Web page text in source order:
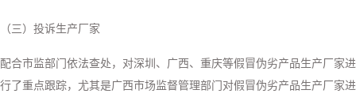
（三） 投诉生产厂家
配合市监部门依法查处，对深圳、广西、重庆等假冒伪劣产品生产厂家进
行了重点跟踪，尤其是广西市场监督管理部门对假冒伪劣产品生产厂家进